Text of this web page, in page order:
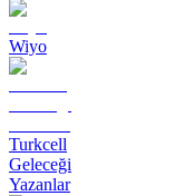
Wiyo
Turkcell
Geleceği
Yazanlar